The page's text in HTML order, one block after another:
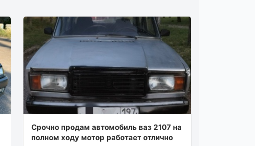
Срочно продам автомобиль ваз 2107 на
полном ходу мотор работает отлично